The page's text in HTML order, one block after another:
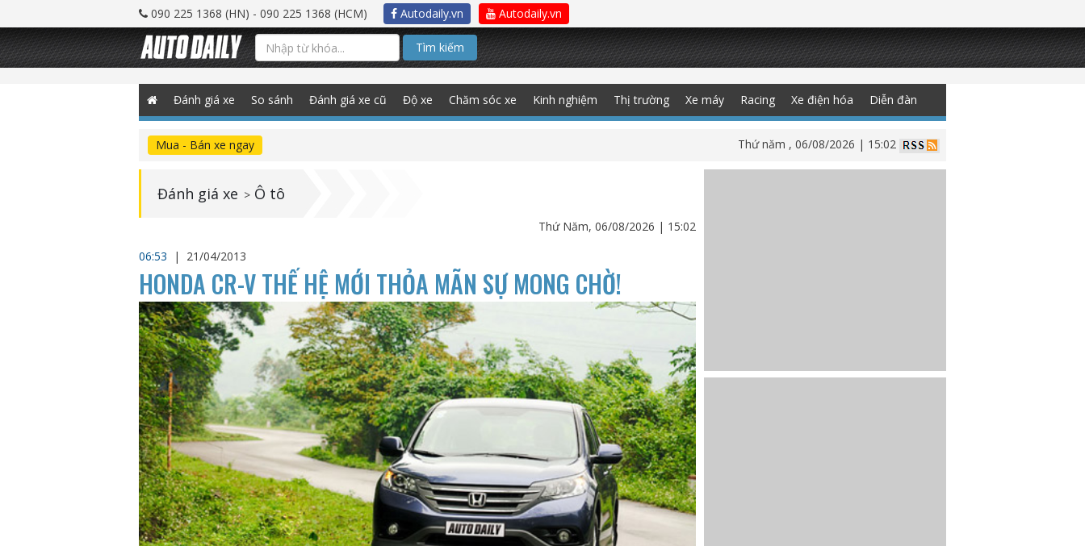
090 225 1368 (HN) - 090 225 1368 (HCM) Autodaily.vn Autodaily.vn
Tìm kiếm
Đánh giá xe So sánh Đánh giá xe cũ Độ xe Chăm sóc xe Kinh nghiệm Thị trường Xe máy Racing Xe điện hóa Diễn đàn
Mua - Bán xe ngay Thứ năm , 06/08/2026 | 15:02
Đánh giá xe > Ô tô
Thứ Năm, 06/08/2026 | 15:02
06:53
| 21/04/2013
HONDA CR-V THẾ HỆ MỚI THỎA MÃN SỰ MONG CHỜ!